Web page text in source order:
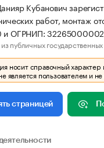
Кубанович
работ, монтаж
и ОГРНИП:
публичных государственных
носит справочный характер
является пользователем и
страницей